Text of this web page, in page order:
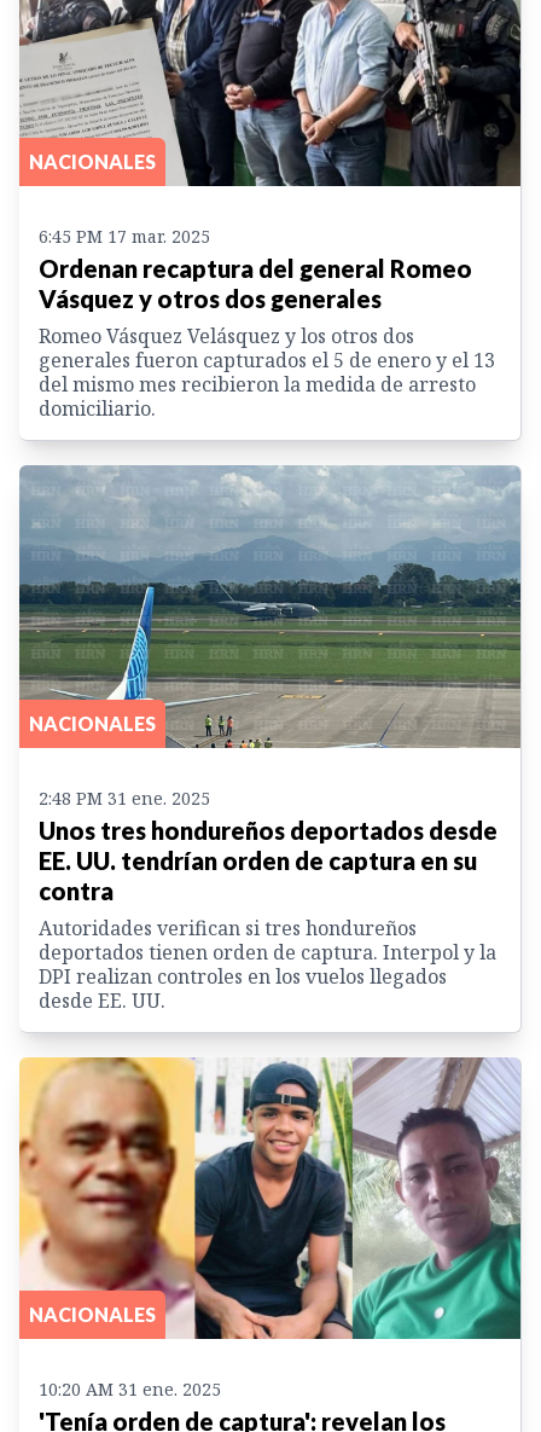
NACIONALES
6:45 PM 17 mar. 2025
Ordenan recaptura del general Romeo
Vásquez y otros dos generales
Romeo Vásquez Velásquez y los otros dos
generales fueron capturados el 5 de enero y el 13
del mismo mes recibieron la medida de arresto
domiciliario.
NACIONALES
2:48 PM 31 ene. 2025
Unos tres hondureños deportados desde
EE. UU. tendrían orden de captura en su
contra
Autoridades verifican si tres hondureños
deportados tienen orden de captura. Interpol y la
DPI realizan controles en los vuelos llegados
desde EE. UU.
NACIONALES
10:20 AM 31 ene. 2025
'Tenía orden de captura': revelan los